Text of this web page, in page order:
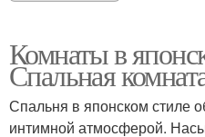
Комнаты в
Спальная
Спальня в японском стиле
интимной атмосферой.